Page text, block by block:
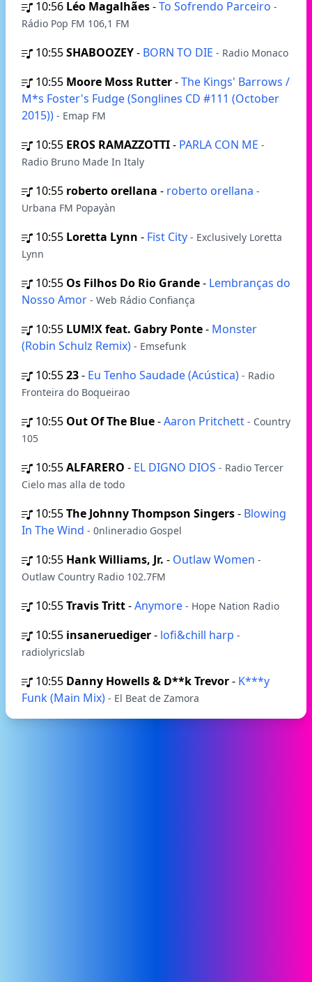
10:56 Léo Magalhães-To Sofrendo Parceiro -
Rádio Pop FM 106,1 FM
10:55SHABOOZEY- BORN TO DIE - Radio Monaco
10:55 Moore Moss Rutter-The Kings' Barrows /
M*s Foster's Fudge (Songlines CD #111 (October
2015)) - Emap FM
10:55 EROS RAMAZZOTTI- PARLA CON ME -
Radio Bruno Made In Italy
10:55 roberto orellana - roberto orellana -
Urbana FM Popayàn
10:55 Loretta Lynn - Fist City - Exclusively Loretta
Lynn
10:55 Os Filhos Do Rio Grande- Lembranças do
Nosso Amor - Web Rádio Confiança
10:55 LUM!X feat. Gabry Ponte- Monster
(Robin Schulz Remix) - Emsefunk
10:5523- Eu Tenho Saudade (Acústica) - Radio
Fronteira do Boqueirao
10:55 Out Of The Blue-Aaron Pritchett - Country
105
10:55ALFARERO - EL DIGNO DIOS - Radio Tercer
Cielo mas alla de todo
10:55The Johnny Thompson Singers- Blowing
In The Wind - 0nlineradio Gospel
10:55 Hank Williams, Jr. - Outlaw Women -
Outlaw Country Radio 102.7FM
10:55Travis Tritt-Anymore - Hope Nation Radio
10:55 insaneruediger- lofi&chill harp -
radiolyricslab
10:55 Danny Howells & D**k Trevor- K***y
Funk (Main Mix) - El Beat de Zamora